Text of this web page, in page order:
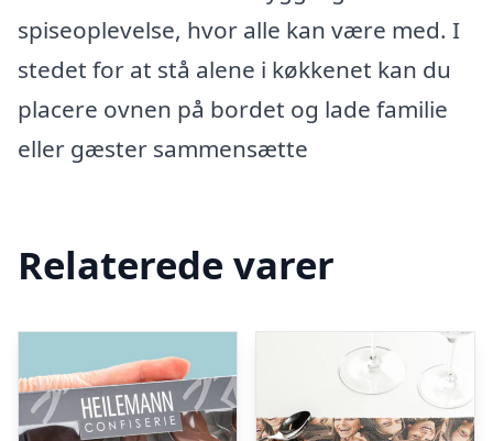
spiseoplevelse, hvor alle kan være med. I
stedet for at stå alene i køkkenet kan du
placere ovnen på bordet og lade familie
eller gæster sammensætte
Relaterede varer